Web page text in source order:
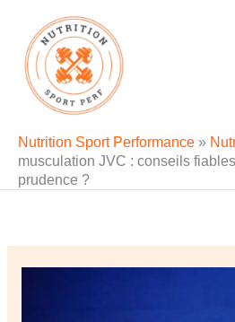
contenu
Nutrition Sport Performance »
musculation JVC : conseils
prudence ?